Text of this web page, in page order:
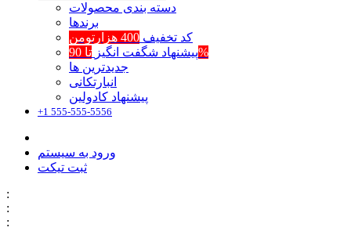
دسته بندی محصولات
برند‌ها
کد تخفیف 400 هزارتومن
پیشنهاد شگفت انگیزتا 90%
جدیدترین ها
انبارتکانی
پیشنهاد کادولین
+1 555-555-5556
ورود به سیستم
ثبت تیکت
:
:
: